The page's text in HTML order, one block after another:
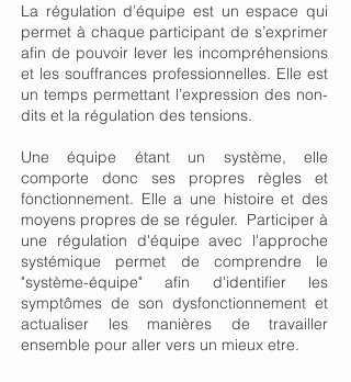
La régulation d’équipe est un espace qui
permet à chaque participant de s’exprimer
afin de pouvoir lever les incompréhensions
et les souffrances professionnelles. Elle est
un temps permettant l’expression des non-
dits et la régulation des tensions.
Une équipe étant un système, elle
comporte donc ses propres règles et
fonctionnement. Elle a une histoire et des
moyens propres de se réguler. Participer à
une régulation d'équipe avec l'approche
systémique permet de comprendre le
"système-équipe" afin d'identifier les
symptômes de son dysfonctionnement et
actualiser les manières de travailler
ensemble pour aller vers un mieux etre.